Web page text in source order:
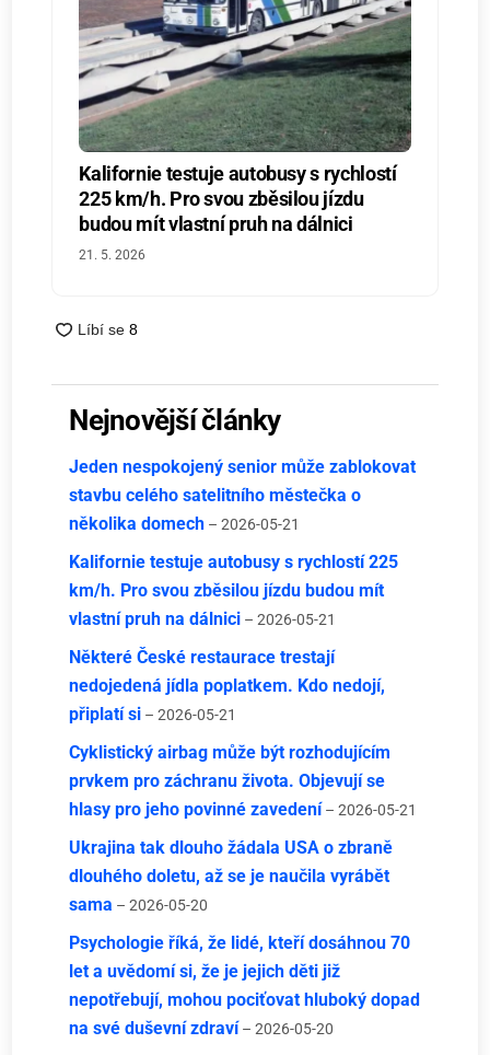
Kalifornie testuje autobusy s rychlostí
225 km/h. Pro svou zběsilou jízdu
budou mít vlastní pruh na dálnici
21. 5. 2026
Nejnovější články
Jeden nespokojený senior může zablokovat
stavbu celého satelitního městečka o
několika domech – 2026-05-21
Kalifornie testuje autobusy s rychlostí 225
km/h. Pro svou zběsilou jízdu budou mít
vlastní pruh na dálnici – 2026-05-21
Některé České restaurace trestají
nedojedená jídla poplatkem. Kdo nedojí,
připlatí si – 2026-05-21
Cyklistický airbag může být rozhodujícím
prvkem pro záchranu života. Objevují se
hlasy pro jeho povinné zavedení – 2026-05-21
Ukrajina tak dlouho žádala USA o zbraně
dlouhého doletu, až se je naučila vyrábět
sama – 2026-05-20
Psychologie říká, že lidé, kteří dosáhnou 70
let a uvědomí si, že je jejich děti již
nepotřebují, mohou pociťovat hluboký dopad
na své duševní zdraví – 2026-05-20